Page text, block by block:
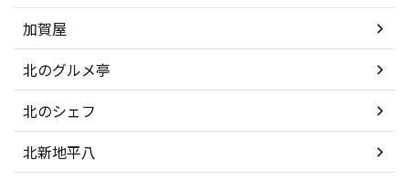
加賀屋
北のグルメ亭
北のシェフ
北新地平八